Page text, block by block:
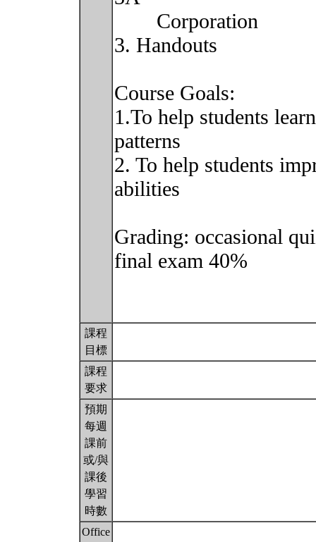
Corporation
3. Handouts
Course Goals:
1.To help students
patterns
2. To help students
abilities
Grading: occasional
final exam 40%
課程
目標
課程
要求
預期
每週
課前
或/與
課後
學習
時數
Office